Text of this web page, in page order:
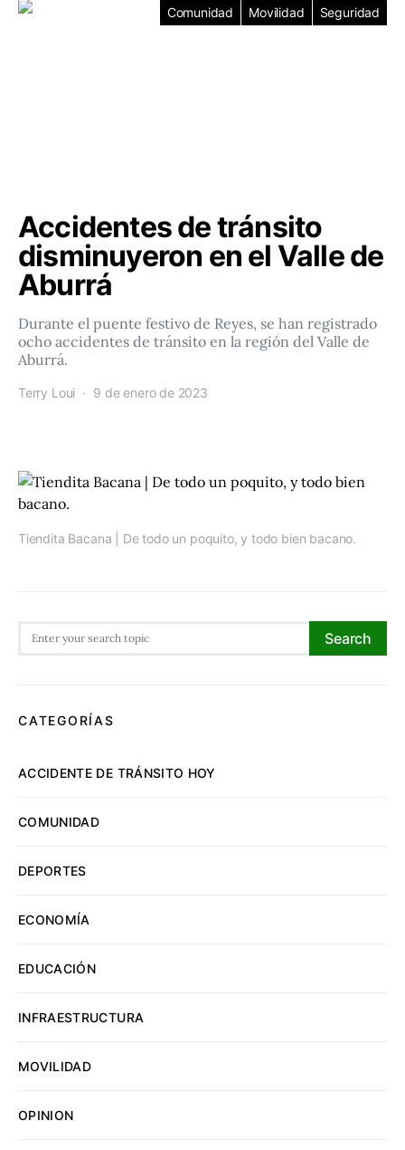
Comunidad Movilidad Seguridad
Accidentes de tránsito
disminuyeron en el Valle de
Aburrá
Durante el puente festivo de Reyes, se han registrado
ocho accidentes de tránsito en la región del Valle de
Aburrá.
Terry Loui 9 de enero de 2023
Tiendita Bacana | De todo un poquito, y todo bien bacano.
Search
CATEGORÍAS
ACCIDENTE DE TRÁNSITO HOY
COMUNIDAD
DEPORTES
ECONOMÍA
EDUCACIÓN
INFRAESTRUCTURA
MOVILIDAD
OPINION